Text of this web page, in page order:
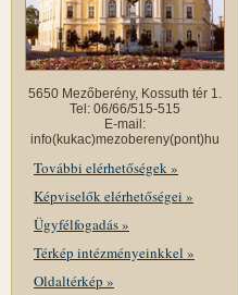
5650 Mezőberény, Kossuth tér 1.
Tel: 06/66/515-515
E-mail:
info(kukac)mezobereny(pont)hu
További elérhetőségek »
Képviselők elérhetőségei »
Ügyfélfogadás »
Térkép intézményeinkkel »
Oldaltérkép »